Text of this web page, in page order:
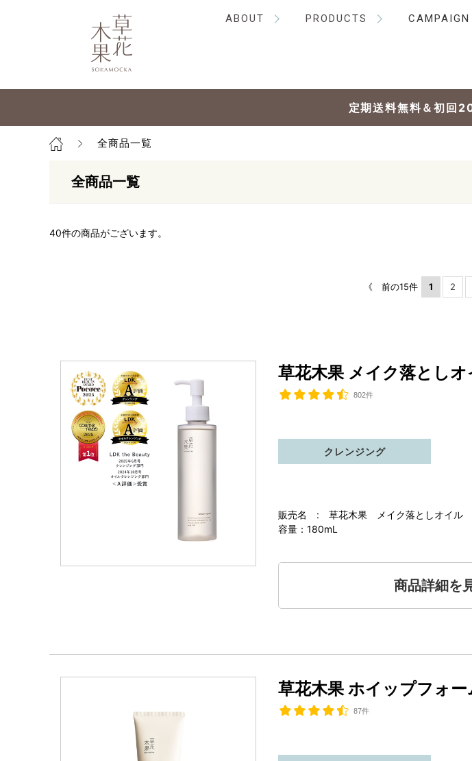
ABOUT PRODUCTS CAMPAIGN
定期送料無料＆初回
全商品一覧
全商品一覧
40件の商品がございます。
《 前の15件 1 2
草花木果 メイク落としオ
802件
販売名 : 草花木果 メイク落としオイル
容量：180mL
クレンジング
商品詳細を
草花木果 ホイップフォー
87件